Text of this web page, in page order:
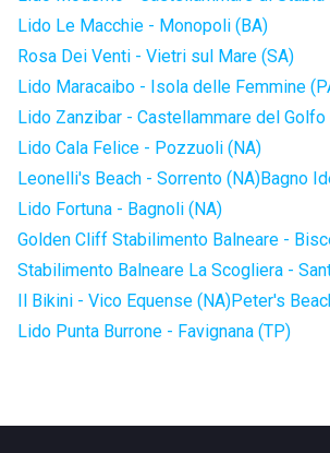
Lido Le Macchie - Monopoli (BA)
Rosa Dei Venti - Vietri sul Mare (SA)
Lido Maracaibo - Isola delle Femmine
Lido Zanzibar - Castellammare del Golfo
Lido Cala Felice - Pozzuoli (NA)
Leonelli's Beach - Sorrento (NA)Bagno
Lido Fortuna - Bagnoli (NA)
Golden Cliff Stabilimento Balneare -
Stabilimento Balneare La Scogliera -
Il Bikini - Vico Equense (NA)Peter's
Lido Punta Burrone - Favignana (TP)